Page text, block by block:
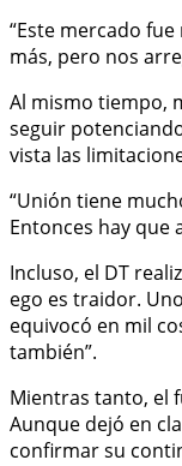
“Este mercado
más, pero nos
Al mismo tiempo,
seguir
vista las
“Unión tiene
Entonces hay que
Incluso, el DT
ego es traidor.
equivocó en mil
también”.
Mientras tanto, el
Aunque dejó en
confirmar su